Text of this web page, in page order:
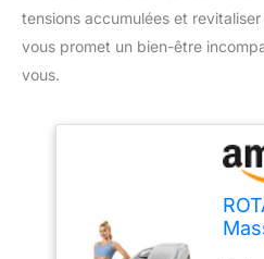
tensions accumulées et
vous promet un bien-être
vous.